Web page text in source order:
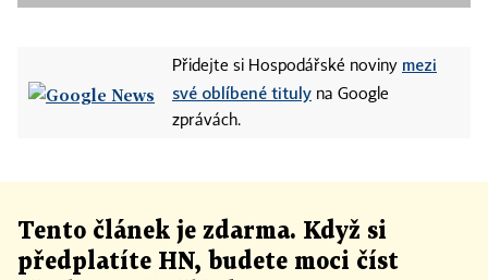
Přidejte si Hospodářské noviny mezi
své oblíbené tituly na Google
zprávách.
Tento článek je zdarma. Když si
předplatíte HN, budete moci číst